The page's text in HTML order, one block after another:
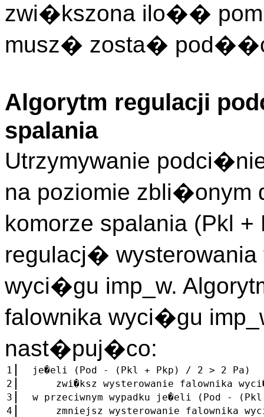
zwi�kszona ilo��
musz� zosta�
Algorytm regulacji
spalania
Utrzymywanie
na poziomie zbli�onym
komorze spalania (Pkl
regulacj� wysterowania
wyci�gu imp_w.
falownika wyci�gu
nast�puj�co:
1
je�eli (Pod - (Pkl + Pkp) / 2 > 2 Pa)
2
zwi�ksz wysterowanie falownika
3
w przeciwnym wypadku je�eli (Pod -
4
zmniejsz wysterowanie falownika